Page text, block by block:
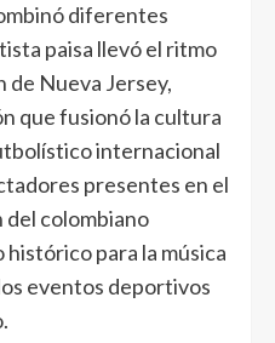
diferentes
paisa llevó el ritmo
de Nueva Jersey,
que fusionó la cultura
internacional
presentes en el
del colombiano
para la música
eventos deportivos